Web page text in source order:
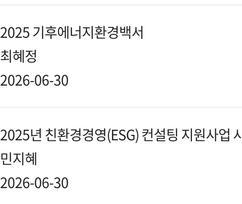
2025 기후에너지환경백서
최혜정
2026-06-30
2025년 친환경경영(ESG) 컨설팅 지원사업
민지혜
2026-06-30